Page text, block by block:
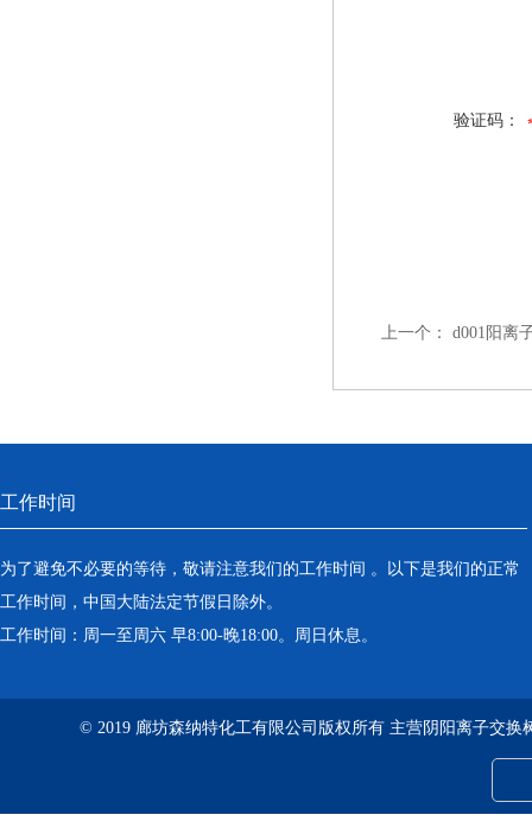
验证码：
上一个： d001阳离
工作时间
为了避免不必要的等待，敬请注意我们的工作时间 。以下是我们的正常
工作时间，中国大陆法定节假日除外。
工作时间：周一至周六 早8:00-晚18:00。周日休息。
© 2019 廊坊森纳特化工有限公司版权所有 主营阴阳离子交换